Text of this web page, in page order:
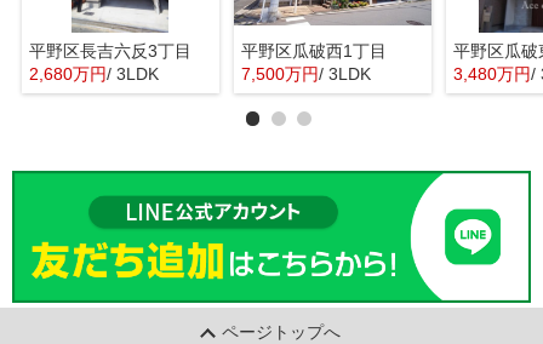
平野区長吉六反3丁目
2,680万円/ 3LDK
平野区瓜破西1丁目
7,500万円/ 3LDK
平野区瓜破
3,480万円/
ページトップへ